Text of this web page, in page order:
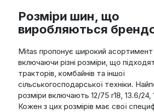
Розміри шин, що
виробляються
Mitas пропонує широкий
включаючи різні розміри, що
тракторів, комбайнів та іншої
сільськогосподарської техніки.
розміри включають 12/75 r18, 13.6/24,
Кожен з цих розмірів має свої